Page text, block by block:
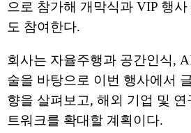
으로 참가해 개막식과 VIP 행사
도 참여한다.
회사는 자율주행과 공간인식,
술을 바탕으로 이번 행사에서
향을 살펴보고, 해외 기업 및
트워크를 확대할 계획이다.